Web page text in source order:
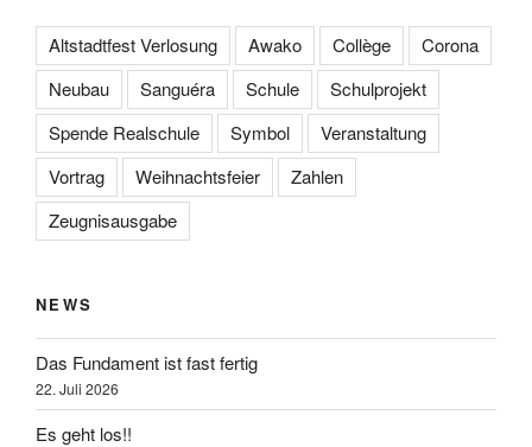
Altstadtfest Verlosung Awako Collège
Corona
Neubau
Sanguéra Schule
Schulprojekt
Spende Realschule
Symbol
Veranstaltung
Vortrag
Weihnachtsfeier
Zahlen
Zeugnisausgabe
NEWS
Das Fundament ist fast fertig
22. Juli 2026
Es geht los!!